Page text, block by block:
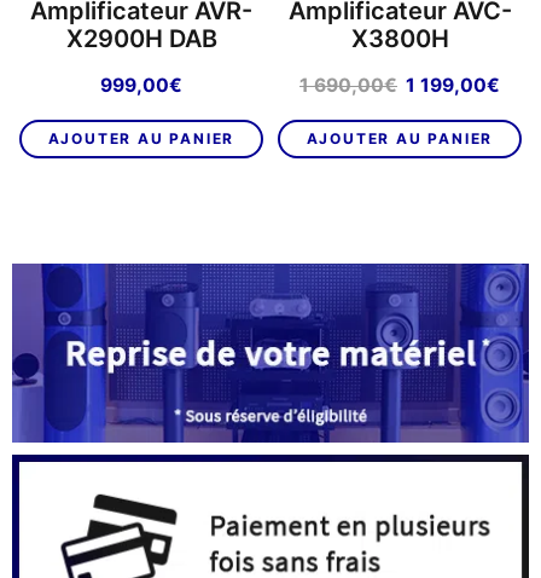
Amplificateur AVR-
X2900H DAB
999,00€
AJOUTER AU PANIER
Amplificateur AVC-
X3800H
1 690,00€ Le
initial
était :
1 199,00€
est :
AJOUTER AU PANIER